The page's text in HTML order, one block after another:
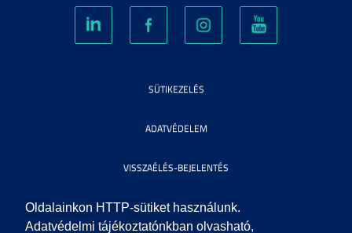
Oldalainkon HTTP-sütiket használunk.
Adatvédelmi tájékoztatónkban olvasható,
SÜTIKEZELÉS
ADATVÉDELEM
VISSZAÉLÉS-BEJELENTÉS
KÖZÉRDEKŰ ADATOK